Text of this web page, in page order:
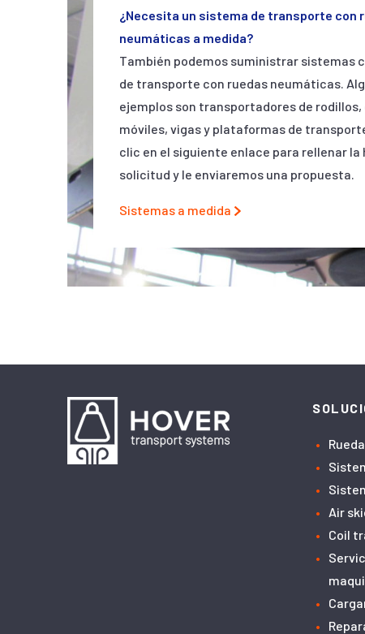
¿Necesita un sistema de transporte con
neumáticas a medida?
También podemos suministrar sistemas
de transporte con ruedas neumáticas.
ejemplos son transportadores de rodillos,
móviles, vigas y plataformas de
clic en el siguiente enlace para rellenar la
solicitud y le enviaremos una propuesta.
Sistemas a medida
Air
Coil